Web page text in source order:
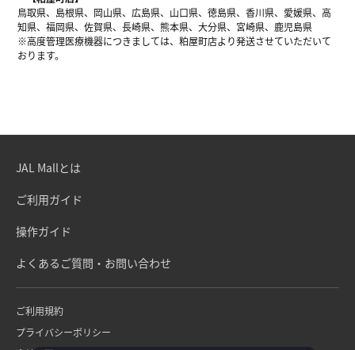
鳥取県、島根県、岡山県、広島県、山口県、徳島県、香川県、愛媛県、高
知県、福岡県、佐賀県、長崎県、熊本県、大分県、宮崎県、鹿児島県
※高度管理医療機器につきましては、粕屋町店より発送させていただいて
おります。
JAL Mallとは
ご利用ガイド
操作ガイド
よくあるご質問・お問い合わせ
ご利用規約
プライバシーポリシー